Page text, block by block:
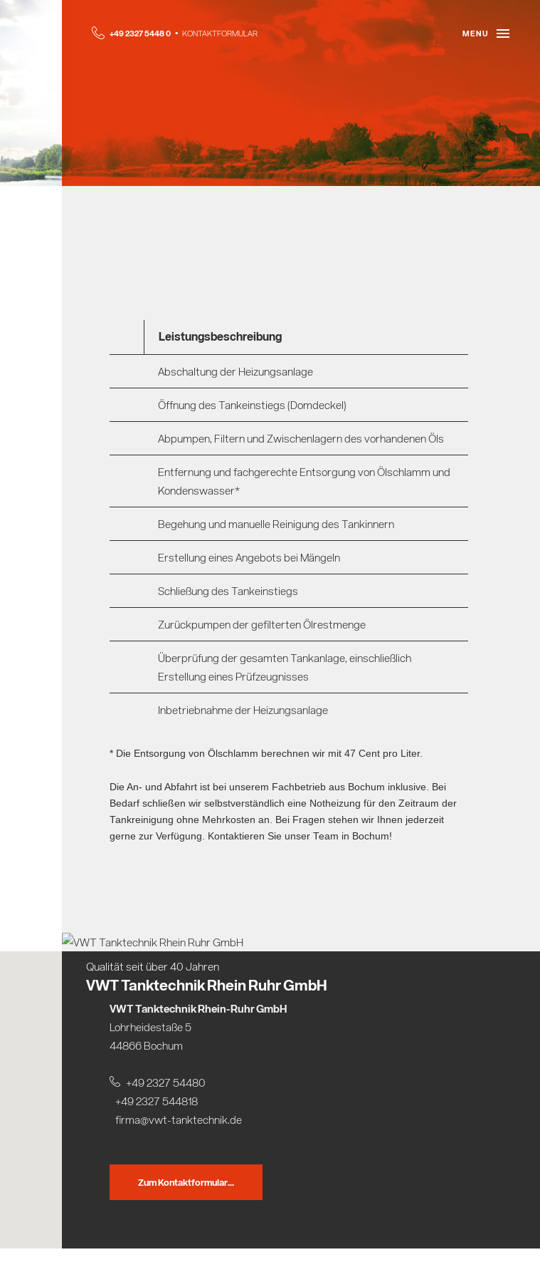
MENU
+49 2327 5448 0 • KONTAKTFORMULAR
Leistungsbeschreibung
Abschaltung der Heizungsanlage
Öffnung des Tankeinstiegs (Domdeckel)
Abpumpen, Filtern und Zwischenlagern des vorhandenen Öls
Entfernung und fachgerechte Entsorgung von Ölschlamm und
Kondenswasser*
Begehung und manuelle Reinigung des Tankinnern
Erstellung eines Angebots bei Mängeln
Schließung des Tankeinstiegs
Zurückpumpen der gefilterten Ölrestmenge
Überprüfung der gesamten Tankanlage, einschließlich
Erstellung eines Prüfzeugnisses
Inbetriebnahme der Heizungsanlage
* Die Entsorgung von Ölschlamm berechnen wir mit 47 Cent pro Liter.
Die An- und Abfahrt ist bei unserem Fachbetrieb aus Bochum inklusive. Bei
Bedarf schließen wir selbstverständlich eine Notheizung für den Zeitraum der
Tankreinigung ohne Mehrkosten an. Bei Fragen stehen wir Ihnen jederzeit
gerne zur Verfügung. Kontaktieren Sie unser Team in Bochum!
Qualität seit über 40 Jahren
VWT Tanktechnik Rhein Ruhr GmbH
VWT Tanktechnik Rhein-Ruhr GmbH
Lohrheidestaße 5
44866 Bochum
+49 2327 54480
+49 2327 544818
firma@vwt-tanktechnik.de
Zum Kontaktformular...